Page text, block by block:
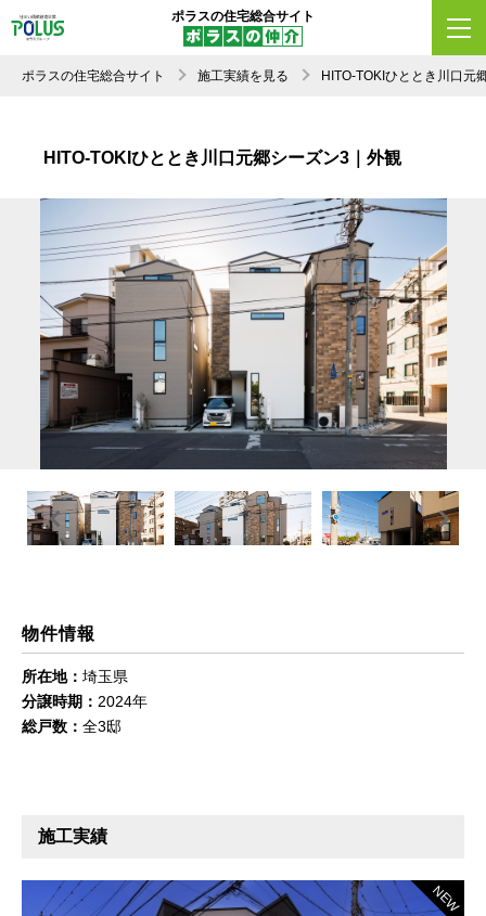
ポラスの住宅総合サイト
ポラスの住宅総合サイト 施工実績を見る HITO-TOKIひととき川口元
HITO-TOKIひととき川口元郷シーズン3｜外観
Previous Next
物件情報
所在地： 埼玉県
分譲時期： 2024年
総戸数： 全3邸
施工実績
NEW